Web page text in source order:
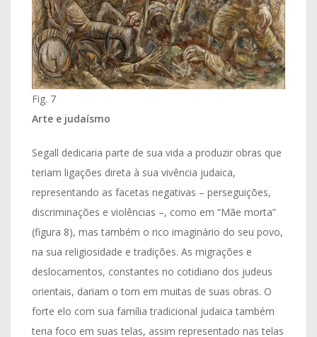
Fig. 7
Arte e judaísmo
Segall dedicaria parte de sua vida a produzir obras que
teriam ligações direta à sua vivência judaica,
representando as facetas negativas – perseguições,
discriminações e violências –, como em “Mãe morta”
(figura 8), mas também o rico imaginário do seu povo,
na sua religiosidade e tradições. As migrações e
deslocamentos, constantes no cotidiano dos judeus
orientais, dariam o tom em muitas de suas obras. O
forte elo com sua família tradicional judaica também
teria foco em suas telas, assim representado nas telas